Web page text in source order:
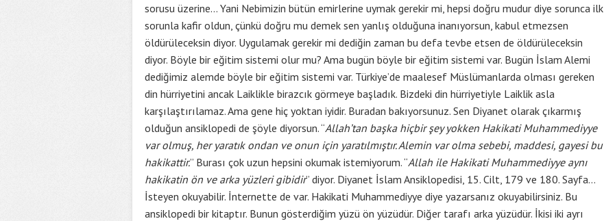
sorusu üzerine… Yani Nebimizin bütün emirlerine uymak gerekir mi, hepsi doğru mudur diye sorunca ilk
sorunla kafir oldun, çünkü doğru mu demek sen yanlış olduğuna inanıyorsun, kabul etmezsen
öldürüleceksin diyor. Uygulamak gerekir mi dediğin zaman bu defa tevbe etsen de öldürüleceksin
diyor. Böyle bir eğitim sistemi olur mu? Ama bugün böyle bir eğitim sistemi var. Bugün İslam Alemi
dediğimiz alemde böyle bir eğitim sistemi var. Türkiye’de maalesef Müslümanlarda olması gereken
din hürriyetini ancak Laiklikle birazcık görmeye başladık. Bizdeki din hürriyetiyle Laiklik asla
karşılaştırılamaz. Ama gene hiç yoktan iyidir. Buradan bakıyorsunuz. Sen Diyanet olarak çıkarmış
olduğun ansiklopedi de şöyle diyorsun. “Allah’tan başka hiçbir şey yokken Hakikati Muhammediyye
var olmuş, her yaratık ondan ve onun için yaratılmıştır. Alemin var olma sebebi, maddesi, gayesi bu
hakikattir.” Burası çok uzun hepsini okumak istemiyorum. “Allah ile Hakikati Muhammediyye aynı
hakikatin ön ve arka yüzleri gibidir” diyor. Diyanet İslam Ansiklopedisi, 15. Cilt, 179 ve 180. Sayfa…
İsteyen okuyabilir. İnternette de var. Hakikati Muhammediyye diye yazarsanız okuyabilirsiniz. Bu
ansiklopedi bir kitaptır. Bunun gösterdiğim yüzü ön yüzüdür. Diğer tarafı arka yüzüdür. İkisi iki ayrı